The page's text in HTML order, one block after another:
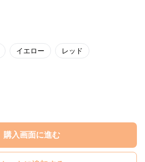
イエロー レッド
購入画面に進む